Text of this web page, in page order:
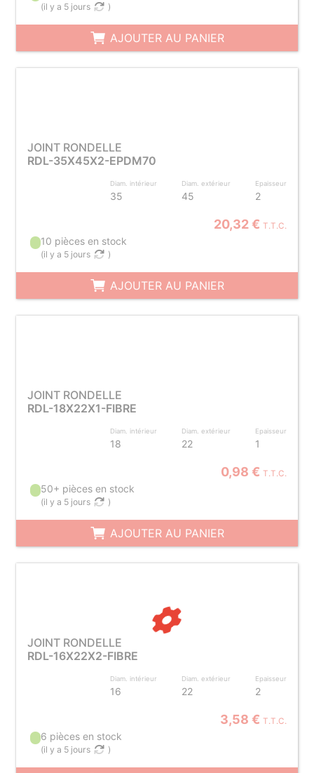
(il y a 5 jours )
AJOUTER AU PANIER
JOINT RONDELLE
RDL-35X45X2-EPDM70
Diam. intérieur
35
Diam. extérieur
45
Epaisseur
2
20,32 € T.T.C.
10 pièces en stock
(il y a 5 jours )
AJOUTER AU PANIER
JOINT RONDELLE
RDL-18X22X1-FIBRE
Diam. intérieur
18
Diam. extérieur
22
Epaisseur
1
0,98 € T.T.C.
50+ pièces en stock
(il y a 5 jours )
AJOUTER AU PANIER
JOINT RONDELLE
RDL-16X22X2-FIBRE
Diam. intérieur
16
Diam. extérieur
22
Epaisseur
2
3,58 € T.T.C.
6 pièces en stock
(il y a 5 jours )